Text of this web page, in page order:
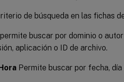
de búsqueda en las fichas
permite buscar por dominio o
aplicación o ID de archivo.
Permite buscar por fecha, día